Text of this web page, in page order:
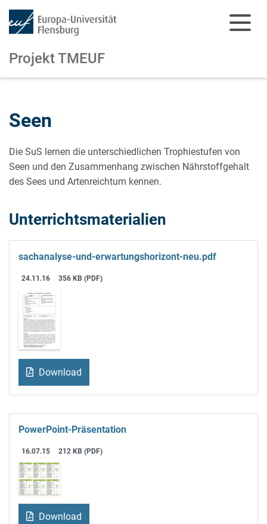
Projekt TMEUF
Seen
Die SuS lernen die unterschiedlichen Trophiestufen von
Seen und den Zusammenhang zwischen Nährstoffgehalt
des Sees und Artenreichtum kennen.
Unterrichtsmaterialien
sachanalyse-und-erwartungshorizont-neu.pdf
24.11.16 356 KB (PDF)
Download
PowerPoint-Präsentation
16.07.15 212 KB (PDF)
Download